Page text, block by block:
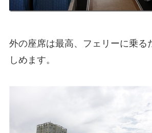
外の座席は最高、フェリーに乗る
しめます。